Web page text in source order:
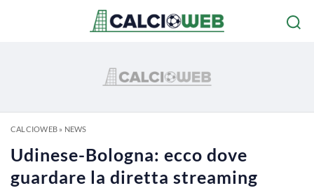
CALCIOWEB» NEWS
Udinese-Bologna: ecco dove
guardare la diretta streaming